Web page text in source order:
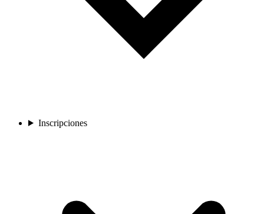
Inscripciones